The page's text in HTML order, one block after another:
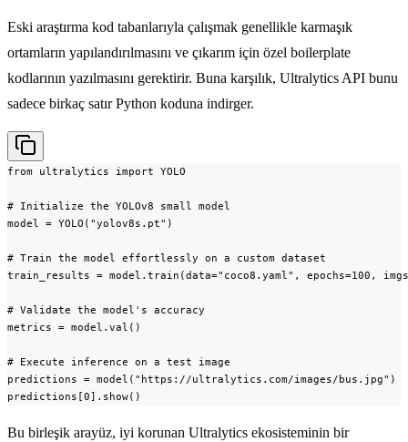
Eski araştırma kod tabanlarıyla çalışmak genellikle karmaşık
ortamların yapılandırılmasını ve çıkarım için özel boilerplate
kodlarının yazılmasını gerektirir. Buna karşılık, Ultralytics API bunu
sadece birkaç satır Python koduna indirger.
from ultralytics import YOLO
# Initialize the YOLOv8 small model
model = YOLO("yolov8s.pt")
# Train the model effortlessly on a custom dataset
train_results = model.train(data="coco8.yaml", epochs=100,
# Validate the model's accuracy
metrics = model.val()
# Execute inference on a test image
predictions = model("https://ultralytics.com/images/bus.jpg")
predictions[0].show()
Bu birleşik arayüz, iyi korunan Ultralytics ekosisteminin bir